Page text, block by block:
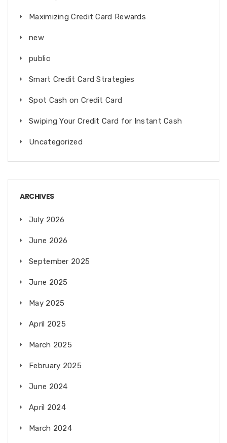
Maximizing Credit Card Rewards
new
public
Smart Credit Card Strategies
Spot Cash on Credit Card
Swiping Your Credit Card for Instant Cash
Uncategorized
ARCHIVES
July 2026
June 2026
September 2025
June 2025
May 2025
April 2025
March 2025
February 2025
June 2024
April 2024
March 2024